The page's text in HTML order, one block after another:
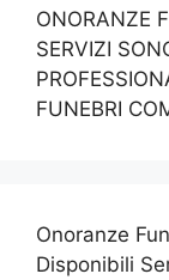
ONORANZE
SERVIZI
FUNEBRI
Onoranze
Disponibili